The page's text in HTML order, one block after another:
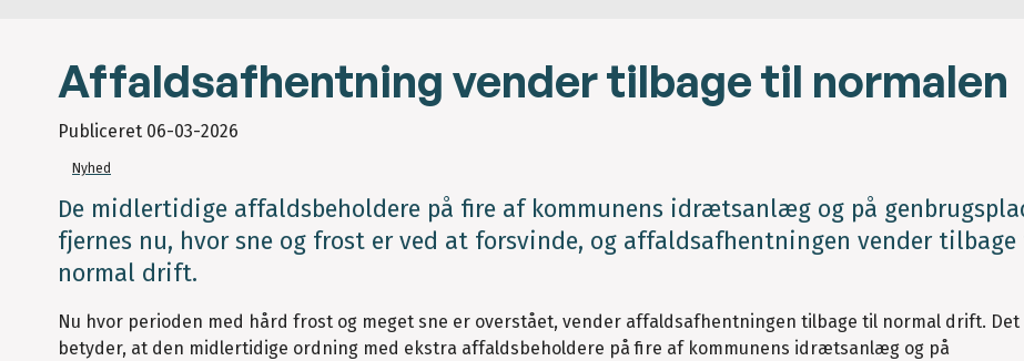
Affaldsafhentning vender tilbage til normalen
Publiceret 06-03-2026
Nyhed
De midlertidige affaldsbeholdere på fire af kommunens idrætsanlæg og på
fjernes nu, hvor sne og frost er ved at forsvinde, og affaldsafhentningen vender
normal drift.
Nu hvor perioden med hård frost og meget sne er overstået, vender affaldsafhentningen tilbage til normal drift. Det
betyder, at den midlertidige ordning med ekstra affaldsbeholdere på fire af kommunens idrætsanlæg og på